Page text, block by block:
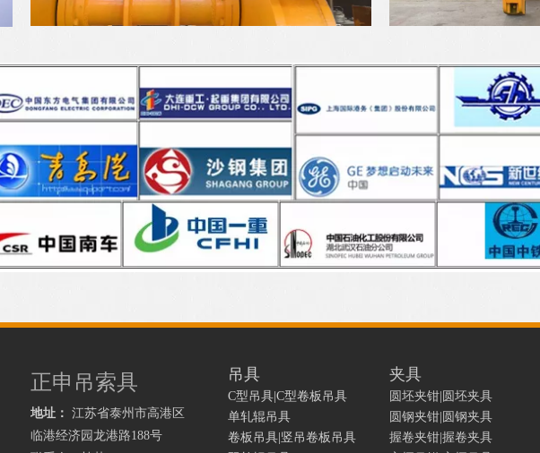
正申吊索具
地址： 江苏省泰州市高港区
临港经济园龙港路188号
吊具
C型吊具|C型卷板吊具
单轧辊吊具
卷板吊具|竖吊卷板吊具
夹具
圆坯夹钳|圆坯夹具
圆钢夹钳|圆钢夹具
握卷夹钳|握卷夹具